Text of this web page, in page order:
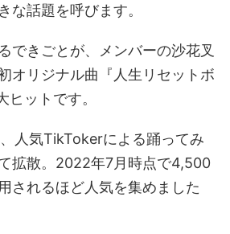
な話題を呼びます。
できごとが、メンバーの沙花叉
オリジナル曲『人生リセットボ
ットです。
人気TikTokerによる踊ってみ
拡散。2022年7月時点で4,500
されるほど人気を集めました